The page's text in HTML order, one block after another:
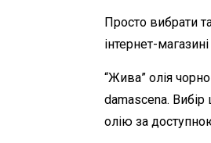
Просто вибрати
інтернет-
“Жива” олія
damascena. Вибір
олію за